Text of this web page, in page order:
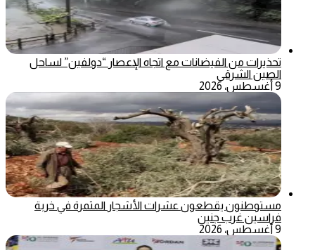
تحذيرات من الفيضانات مع اتجاه الإعصار “دولفين” لساحل
الصين الشرقي
9 أغسطس، 2026
مستوطنون يقطعون عشرات الأشجار المثمرة في خربة
فراسين غرب جنين
9 أغسطس، 2026